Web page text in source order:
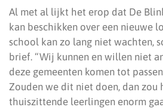
Al met al lijkt het erop dat De
kan beschikken over een nieuwe
school kan zo lang niet wachten,
brief. “Wij kunnen en willen niet
deze gemeenten komen tot
Zouden we dit niet doen, dan zou
thuiszittende leerlingen enorm